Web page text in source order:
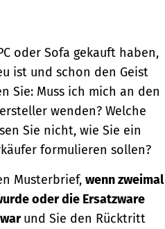
oder Sofa gekauft haben,
ist und schon den Geist
Sie: Muss ich mich an den
wenden? Welche
Sie nicht, wie Sie ein
formulieren sollen?
Musterbrief,wenn zweimal
oder die Ersatzware
und Sie den Rücktritt